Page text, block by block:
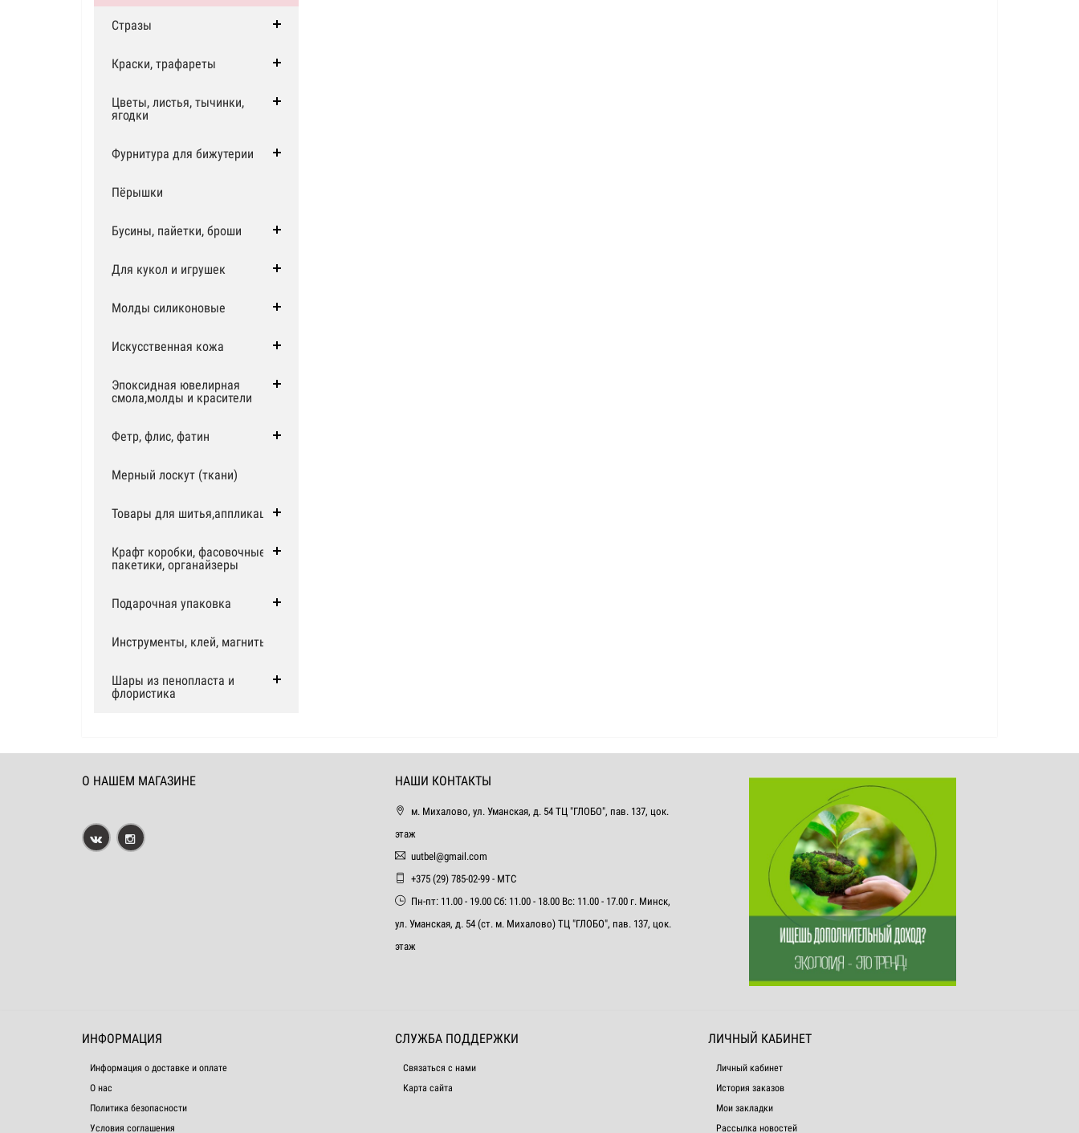
Стразы
Краски, трафареты
Цветы, листья, тычинки,
ягодки
Фурнитура для бижутерии
Пёрышки
Бусины, пайетки, броши
Для кукол и игрушек
Молды силиконовые
Искусственная кожа
Эпоксидная ювелирная
смола,молды и красители
Фетр, флис, фатин
Мерный лоскут (ткани)
Товары для шитья,аппликации
Крафт коробки, фасовочные
пакетики, органайзеры
Подарочная упаковка
Инструменты, клей, магниты
Шары из пенопласта и
флористика
О НАШЕМ МАГАЗИНЕ НАШИ КОНТАКТЫ
м. Михалово, ул. Уманская, д. 54 ТЦ "ГЛОБО", пав. 137, цок.
этаж
uutbel@gmail.com
+375 (29) 785-02-99 - МТС
Пн-пт: 11.00 - 19.00 Сб: 11.00 - 18.00 Вс: 11.00 - 17.00 г. Минск,
ул. Уманская, д. 54 (ст. м. Михалово) ТЦ "ГЛОБО", пав. 137, цок.
этаж
ИНФОРМАЦИЯ
Информация о доставке и оплате
О нас
Политика безопасности
Условия соглашения
СЛУЖБА ПОДДЕРЖКИ
Связаться с нами
Карта сайта
ЛИЧНЫЙ КАБИНЕТ
Личный кабинет
История заказов
Мои закладки
Рассылка новостей